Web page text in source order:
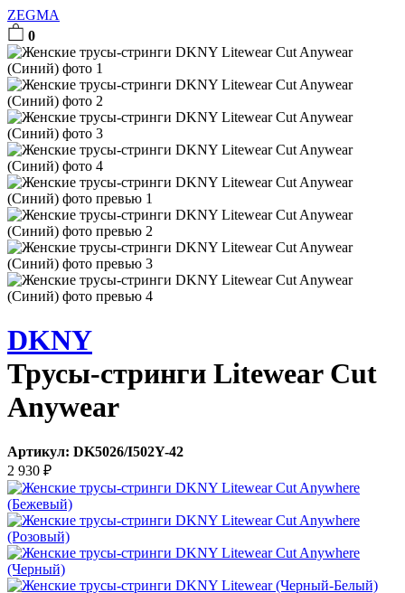
ZEGMA
0
DKNY
Трусы-стринги Litewear Cut
Anywear
Артикул: DK5026/I502Y-42
2 930 ₽